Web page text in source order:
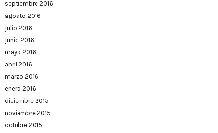
septiembre 2016
agosto 2016
julio 2016
junio 2016
mayo 2016
abril 2016
marzo 2016
enero 2016
diciembre 2015
noviembre 2015
octubre 2015